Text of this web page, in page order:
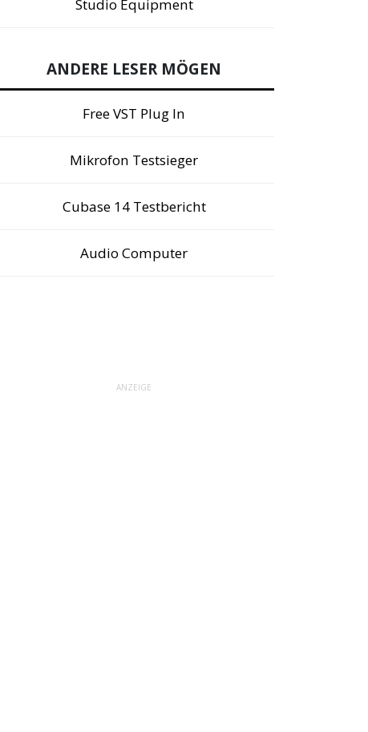
Studio Equipment
ANDERE LESER MÖGEN
Free VST Plug In
Mikrofon Testsieger
Cubase 14 Testbericht
Audio Computer
ANZEIGE